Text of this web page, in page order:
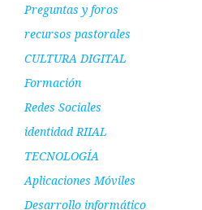
Preguntas y foros
recursos pastorales
CULTURA DIGITAL
Formación
Redes Sociales
identidad RIIAL
TECNOLOGÍA
Aplicaciones Móviles
Desarrollo informático